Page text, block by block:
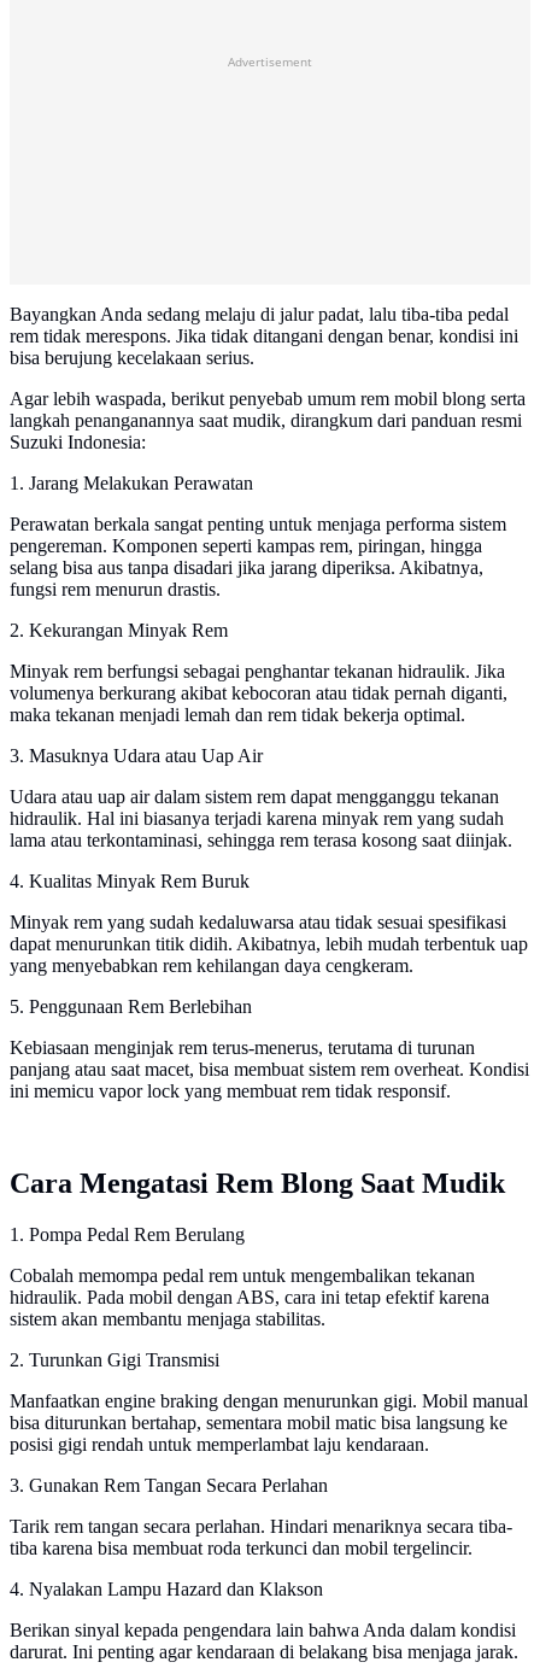
Advertisement
Bayangkan Anda sedang melaju di jalur padat, lalu tiba-tiba pedal
rem tidak merespons. Jika tidak ditangani dengan benar, kondisi ini
bisa berujung kecelakaan serius.
Agar lebih waspada, berikut penyebab umum rem mobil blong serta
langkah penanganannya saat mudik, dirangkum dari panduan resmi
Suzuki Indonesia:
1. Jarang Melakukan Perawatan
Perawatan berkala sangat penting untuk menjaga performa sistem
pengereman. Komponen seperti kampas rem, piringan, hingga
selang bisa aus tanpa disadari jika jarang diperiksa. Akibatnya,
fungsi rem menurun drastis.
2. Kekurangan Minyak Rem
Minyak rem berfungsi sebagai penghantar tekanan hidraulik. Jika
volumenya berkurang akibat kebocoran atau tidak pernah diganti,
maka tekanan menjadi lemah dan rem tidak bekerja optimal.
3. Masuknya Udara atau Uap Air
Udara atau uap air dalam sistem rem dapat mengganggu tekanan
hidraulik. Hal ini biasanya terjadi karena minyak rem yang sudah
lama atau terkontaminasi, sehingga rem terasa kosong saat diinjak.
4. Kualitas Minyak Rem Buruk
Minyak rem yang sudah kedaluwarsa atau tidak sesuai spesifikasi
dapat menurunkan titik didih. Akibatnya, lebih mudah terbentuk uap
yang menyebabkan rem kehilangan daya cengkeram.
5. Penggunaan Rem Berlebihan
Kebiasaan menginjak rem terus-menerus, terutama di turunan
panjang atau saat macet, bisa membuat sistem rem overheat. Kondisi
ini memicu vapor lock yang membuat rem tidak responsif.
Cara Mengatasi Rem Blong Saat Mudik
1. Pompa Pedal Rem Berulang
Cobalah memompa pedal rem untuk mengembalikan tekanan
hidraulik. Pada mobil dengan ABS, cara ini tetap efektif karena
sistem akan membantu menjaga stabilitas.
2. Turunkan Gigi Transmisi
Manfaatkan engine braking dengan menurunkan gigi. Mobil manual
bisa diturunkan bertahap, sementara mobil matic bisa langsung ke
posisi gigi rendah untuk memperlambat laju kendaraan.
3. Gunakan Rem Tangan Secara Perlahan
Tarik rem tangan secara perlahan. Hindari menariknya secara tiba-
tiba karena bisa membuat roda terkunci dan mobil tergelincir.
4. Nyalakan Lampu Hazard dan Klakson
Berikan sinyal kepada pengendara lain bahwa Anda dalam kondisi
darurat. Ini penting agar kendaraan di belakang bisa menjaga jarak.